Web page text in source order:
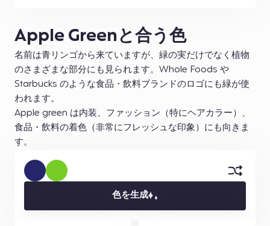
Apple Greenと合う色
名前は青リンゴから来ていますが、緑の実だけでなく植物
のさまざまな部分にも見られます。Whole Foods や
Starbucks のような食品・飲料ブランドのロゴにも緑が使
われます。
Apple green は内装、ファッション（特にヘアカラー）、
食品・飲料の着色（非常にフレッシュな印象）にも向きま
す。
色を生成